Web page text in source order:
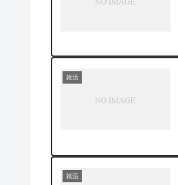
就活
就活